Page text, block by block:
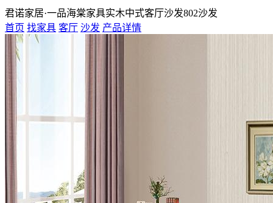
君诺家居·一品海棠家具实木中式客厅沙发802沙发
首页 找家具 客厅 沙发 产品详情